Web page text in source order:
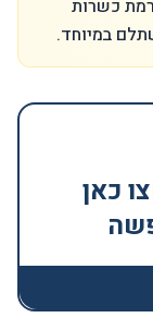
רמת כשרות
במיוחד.
כאן